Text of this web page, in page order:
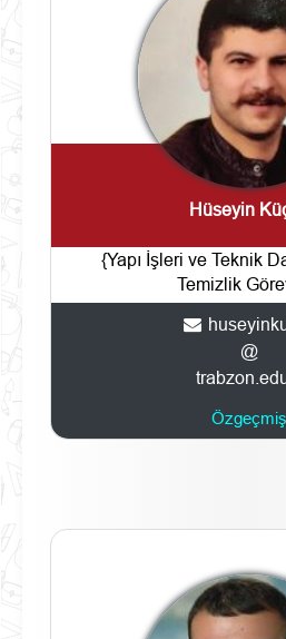
Hüseyin
{Yapı İşleri ve Teknik
Temizlik
@
Özgeçmiş